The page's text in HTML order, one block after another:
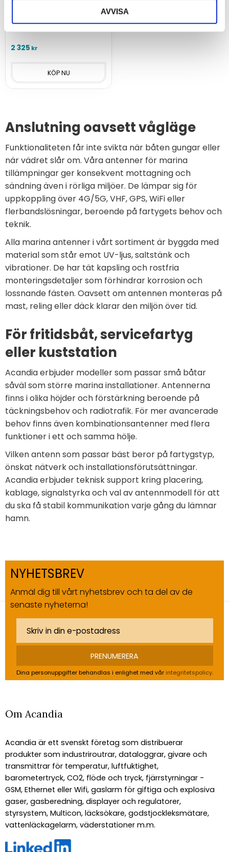
AVVISA
Marin rundstrålande för 450
Mhz
2 325 kr
Anslutning oavsett vågläge
Funktionaliteten får inte svikta när båten gungar eller
när vädret slår om. Våra antenner för marina
tillämpningar ger konsekvent mottagning och
sändning även i rörliga miljöer. De lämpar sig för
uppkoppling över 4G/5G, VHF, GPS, WiFi eller
flerbandslösningar, beroende på fartygets behov och
teknik.
Alla marina antenner i vårt sortiment är byggda med
material som står emot UV-ljus, saltstänk och
vibrationer. De har tät kapsling och rostfria
monteringsdetaljer som förhindrar korrosion och
lossnande fästen. Oavsett om antennen monteras på
mast, reling eller däck klarar den miljön över tid.
För fritidsbåt, servicefartyg
eller kuststation
Acandia erbjuder modeller som passar små båtar
såväl som större marina installationer. Antennerna
finns i olika höjder och förstärkning beroende på
täckningsbehov och radiotrafik. För mer avancerade
behov finns även kombinationsantenner med flera
funktioner i ett och samma hölje.
Vilken antenn som passar bäst beror på fartygstyp,
önskat nätverk och installationsförutsättningar.
Acandia erbjuder teknisk support kring placering,
kablage, signalstyrka och val av antennmodell för att
du ska få stabil kommunikation varje gång du lämnar
hamn.
NYHETSBREV
Anmäl dig till vårt nyhetsbrev och ta del av de
senaste nyheterna!
PRENUMERERA
Dina personuppgifter behandlas i enlighet med vår integritetspolicy.
Om Acandia
Acandia är ett svenskt företag som distribuerar
produkter som industriroutrar, dataloggrar, givare och
transmittrar för temperatur, luftfuktighet,
barometertryck, CO2, flöde och tryck, fjärrstyrningar -
GSM, Ethernet eller Wifi, gaslarm för giftiga och explosiva
gaser, gasberedning, displayer och regulatorer,
styrsystem, Multicon, läcksökare, godstjockleksmätare,
vattenläckagelarm, väderstationer m.m.